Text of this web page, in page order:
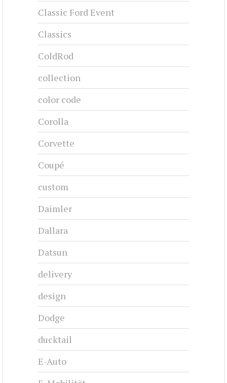
Classic Ford Event
Classics
ColdRod
collection
color code
Corolla
Corvette
Coupé
custom
Daimler
Dallara
Datsun
delivery
design
Dodge
ducktail
E-Auto